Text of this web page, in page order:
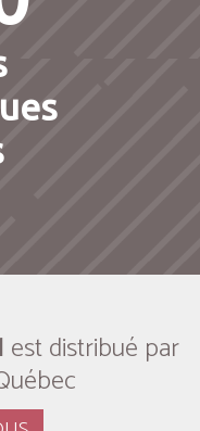
est distribué par